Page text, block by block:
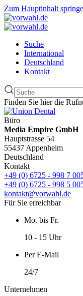
Zum Hauptinhalt
Suche
International
Deutschland
Kontakt
Finden Sie hier die
Büro
Media Empire GmbH
Hauptstrasse 54
55437 Appenheim
Deutschland
Kontakt
+49 (0) 6725 - 998 7
+49 (0) 6725 - 998 5
kontakt@vorwahl.de
Für Sie erreichbar
Mo. bis Fr.
10 - 15 Uhr
Per E-Mail
24/7
Unternehmen